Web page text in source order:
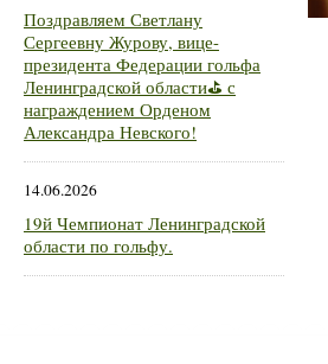
Поздравляем Светлану
Сергеевну Журову, вице-
президента Федерации гольфа
Ленинградской области⛳ с
награждением Орденом
Александра Невского!
14.06.2026
19й Чемпионат Ленинградской
области по гольфу.